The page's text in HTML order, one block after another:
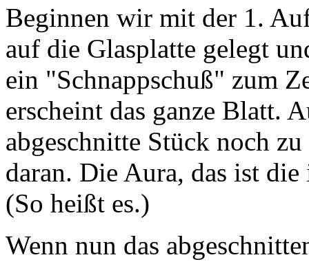
Beginnen wir mit der 1.
auf die Glasplatte gelegt
ein "Schnappschuß" zum
erscheint das ganze Blatt.
abgeschnitte Stück noch
daran. Die Aura, das ist
(So heißt es.)
Wenn nun das